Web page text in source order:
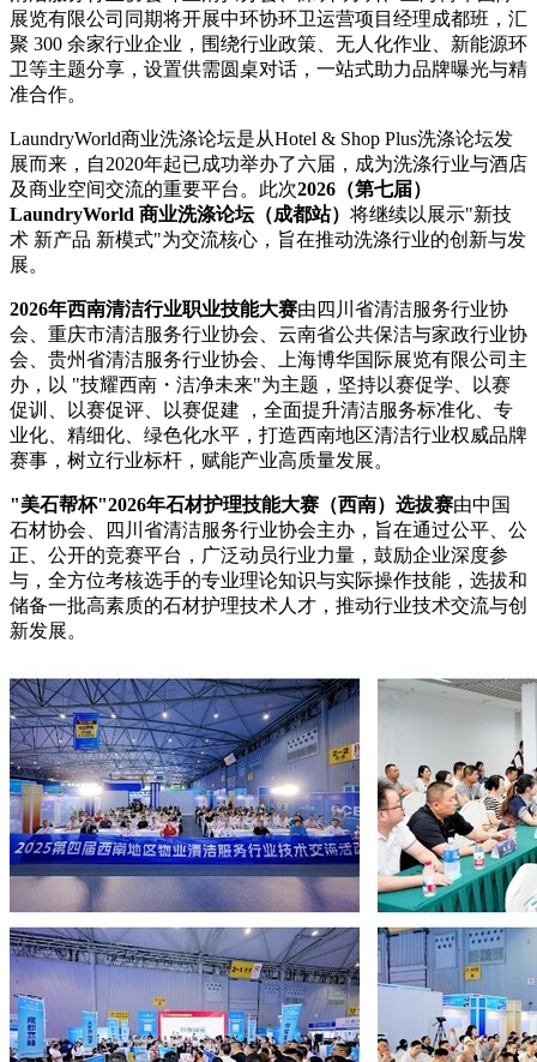
展览有限公司同期将开展中环协环卫运营项目经理成都班，汇
聚 300 余家行业企业，围绕行业政策、无人化作业、新能源环
卫等主题分享，设置供需圆桌对话，一站式助力品牌曝光与精
准合作。
LaundryWorld商业洗涤论坛是从Hotel & Shop Plus洗涤论坛发
展而来，自2020年起已成功举办了六届，成为洗涤行业与酒店
及商业空间交流的重要平台。此次2026（第七届）
LaundryWorld 商业洗涤论坛（成都站） 将继续以展示"新技
术 新产品 新模式"为交流核心，旨在推动洗涤行业的创新与发
展。
2026年西南清洁行业职业技能大赛由四川省清洁服务行业协
会、重庆市清洁服务行业协会、云南省公共保洁与家政行业协
会、贵州省清洁服务行业协会、上海博华国际展览有限公司主
办，以 "技耀西南・洁净未来"为主题，坚持以赛促学、以赛
促训、以赛促评、以赛促建 ，全面提升清洁服务标准化、专
业化、精细化、绿色化水平，打造西南地区清洁行业权威品牌
赛事，树立行业标杆，赋能产业高质量发展。
"美石帮杯"2026年石材护理技能大赛（西南）选拔赛由中国
石材协会、四川省清洁服务行业协会主办，旨在通过公平、公
正、公开的竞赛平台，广泛动员行业力量，鼓励企业深度参
与，全方位考核选手的专业理论知识与实际操作技能，选拔和
储备一批高素质的石材护理技术人才，推动行业技术交流与创
新发展。